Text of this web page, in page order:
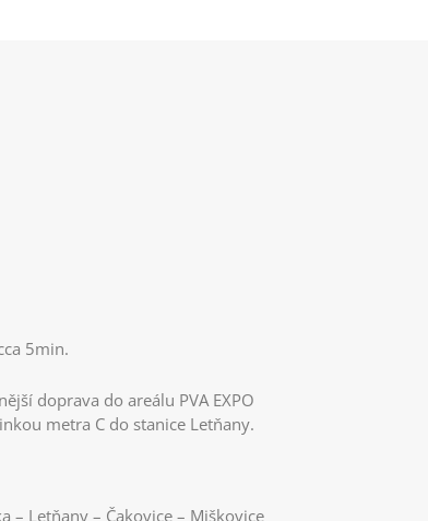
5min.
doprava do areálu PVA EXPO
metra C do stanice Letňany.
– Letňany – Čakovice – Miškovice